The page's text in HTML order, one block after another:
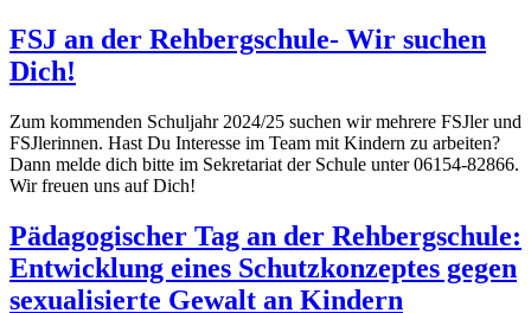
FSJ an der Rehbergschule- Wir suchen
Dich!
Zum kommenden Schuljahr 2024/25 suchen wir mehrere FSJler und
FSJlerinnen. Hast Du Interesse im Team mit Kindern zu arbeiten?
Dann melde dich bitte im Sekretariat der Schule unter 06154-82866.
Wir freuen uns auf Dich!
Pädagogischer Tag an der Rehbergschule:
Entwicklung eines Schutzkonzeptes gegen
sexualisierte Gewalt an Kindern